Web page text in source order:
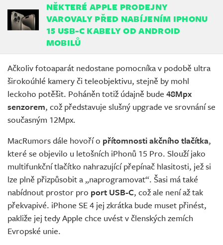
NĚKTERÉ APPLE PRODEJNY
VAROVALY PŘED NABÍJENÍM IPHONU
15 USB-C KABELY OD ANDROID
MOBILŮ
Ačkoliv fotoaparát nedostane pomocníka v podobě ultra
širokoúhlé kamery či teleobjektivu, stejně by mohl
leckoho potěšit. Poháněn totiž údajně bude 48Mpx
senzorem, což představuje slušný upgrade ve srovnání se
současným 12Mpx.
MacRumors dále hovoří o přítomnosti akčního tlačítka,
které se objevilo u letošních iPhonů 15 Pro. Slouží jako
multifunkční tlačítko nahrazující přepínač hlasitosti, jež si
lze plně přizpůsobit a „naprogramovat“. Šasi má také
nabídnout prostor pro port USB-C, což ale není až tak
překvapivé. iPhone SE 4 jej zkrátka bude muset přinést,
pakliže jej tedy Apple chce uvést v členských zemích
Evropské unie.